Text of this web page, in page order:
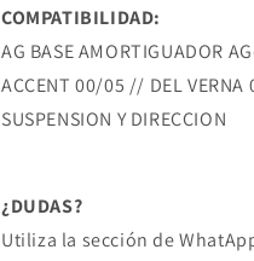
04/06
DODGE
04/06
DODGE
COMPATIBILIDAD:
AG BASE AMORTIGUADOR
ACCENT 00/05 // DEL
SUSPENSION Y DIRECCION
¿DUDAS?
Utiliza la sección de